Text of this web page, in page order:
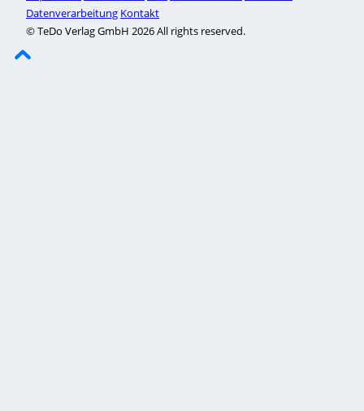
Datenverarbeitung Kontakt
© TeDo Verlag GmbH 2026 All rights reserved.